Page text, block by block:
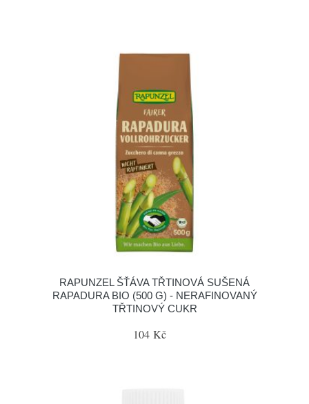
RAPUNZEL ŠŤÁVA TŘTINOVÁ SUŠENÁ
RAPADURA BIO (500 G) - NERAFINOVANÝ
TŘTINOVÝ CUKR
104 Kč